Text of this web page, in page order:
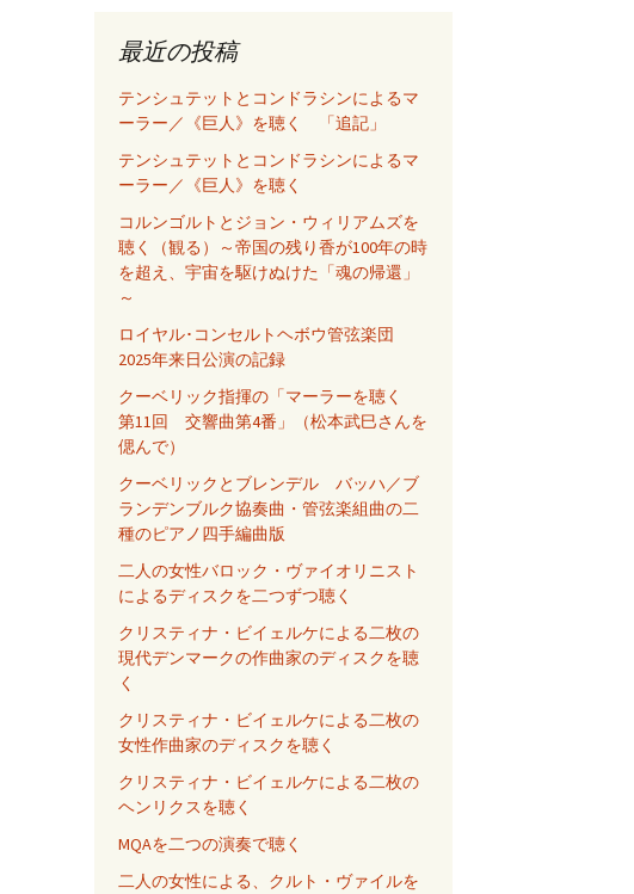
最近の投稿
テンシュテットとコンドラシンによるマ
ーラー／《巨人》を聴く 「追記」
テンシュテットとコンドラシンによるマ
ーラー／《巨人》を聴く
コルンゴルトとジョン・ウィリアムズを
聴く（観る）～帝国の残り香が100年の時
を超え、宇宙を駆けぬけた「魂の帰還」
～
ロイヤル･コンセルトヘボウ管弦楽団
2025年来日公演の記録
クーベリック指揮の「マーラーを聴く
第11回 交響曲第4番」（松本武巳さんを
偲んで）
クーベリックとブレンデル バッハ／ブ
ランデンブルク協奏曲・管弦楽組曲の二
種のピアノ四手編曲版
二人の女性バロック・ヴァイオリニスト
によるディスクを二つずつ聴く
クリスティナ・ビイェルケによる二枚の
現代デンマークの作曲家のディスクを聴
く
クリスティナ・ビイェルケによる二枚の
女性作曲家のディスクを聴く
クリスティナ・ビイェルケによる二枚の
ヘンリクスを聴く
MQAを二つの演奏で聴く
二人の女性による、クルト・ヴァイルを